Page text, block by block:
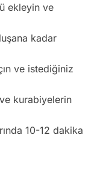
ekleyin ve
kadar
ve istediğiniz
ve kurabiyelerin
10-12 dakika